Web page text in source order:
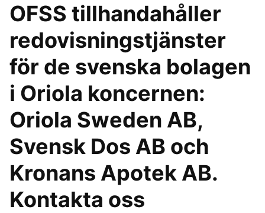
OFSS tillhandahåller
redovisningstjänster
för de svenska bolagen
i Oriola koncernen:
Oriola Sweden AB,
Svensk Dos AB och
Kronans Apotek AB.
Kontakta oss